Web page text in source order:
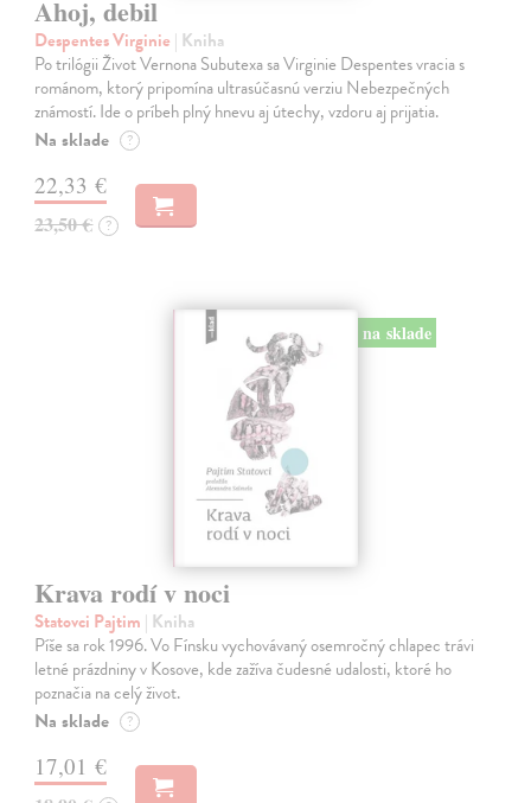
Ahoj, debil
Despentes Virginie | Kniha
Po trilógii Život Vernona Subutexa sa Virginie Despentes vracia s
románom, ktorý pripomína ultrasúčasnú verziu Nebezpečných
známostí. Ide o príbeh plný hnevu aj útechy, vzdoru aj prijatia.
Na sklade ?
22,33 €
23,50 € ?
na sklade
Krava rodí v noci
Statovci Pajtim | Kniha
Píše sa rok 1996. Vo Fínsku vychovávaný osemročný chlapec trávi
letné prázdniny v Kosove, kde zažíva čudesné udalosti, ktoré ho
poznačia na celý život.
Na sklade ?
17,01 €